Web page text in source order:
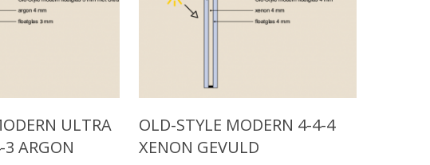
ULTRA
ARGON
OLD-STYLE MODERN 4-4-4
XENON GEVULD